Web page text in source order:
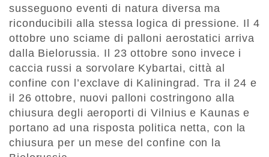
susseguono eventi di natura diversa ma
riconducibili alla stessa logica di pressione. Il 4
ottobre uno sciame di palloni aerostatici arriva
dalla Bielorussia. Il 23 ottobre sono invece i
caccia russi a sorvolare Kybartai, città al
confine con l’exclave di Kaliningrad. Tra il 24 e
il 26 ottobre, nuovi palloni costringono alla
chiusura degli aeroporti di Vilnius e Kaunas e
portano ad una risposta politica netta, con la
chiusura per un mese del confine con la